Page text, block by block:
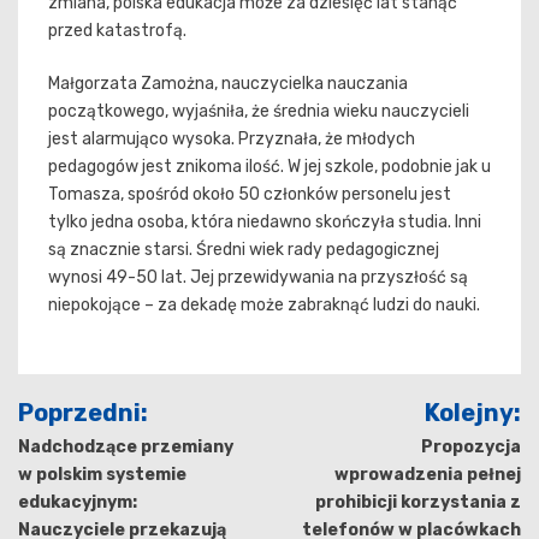
przed katastrofą.
Małgorzata Zamożna, nauczycielka nauczania
początkowego, wyjaśniła, że średnia wieku nauczycieli
jest alarmująco wysoka. Przyznała, że młodych
pedagogów jest znikoma ilość. W jej szkole, podobnie jak u
Tomasza, spośród około 50 członków personelu jest
tylko jedna osoba, która niedawno skończyła studia. Inni
są znacznie starsi. Średni wiek rady pedagogicznej
wynosi 49-50 lat. Jej przewidywania na przyszłość są
niepokojące – za dekadę może zabraknąć ludzi do nauki.
Nawigacja
wpisu
Poprzedni:
Nadchodzące przemiany
w polskim systemie
edukacyjnym:
Nauczyciele przekazują
Kolejny:
Propozycja
wprowadzenia pełnej
prohibicji korzystania z
telefonów w placówkach